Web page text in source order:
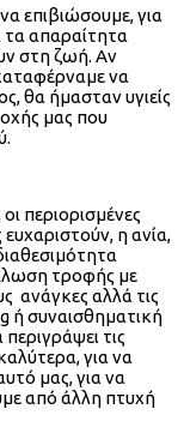
επιβιώσουμε, για
τα απαραίτητα
στη ζωή. Αν
να
θα ήμασταν υγιείς
μας που
περιορισμένες
η ανία,
τροφής με
ανάγκες αλλά τις
ή συναισθηματική
τις
για να
μας, για να
από άλλη πτυχή